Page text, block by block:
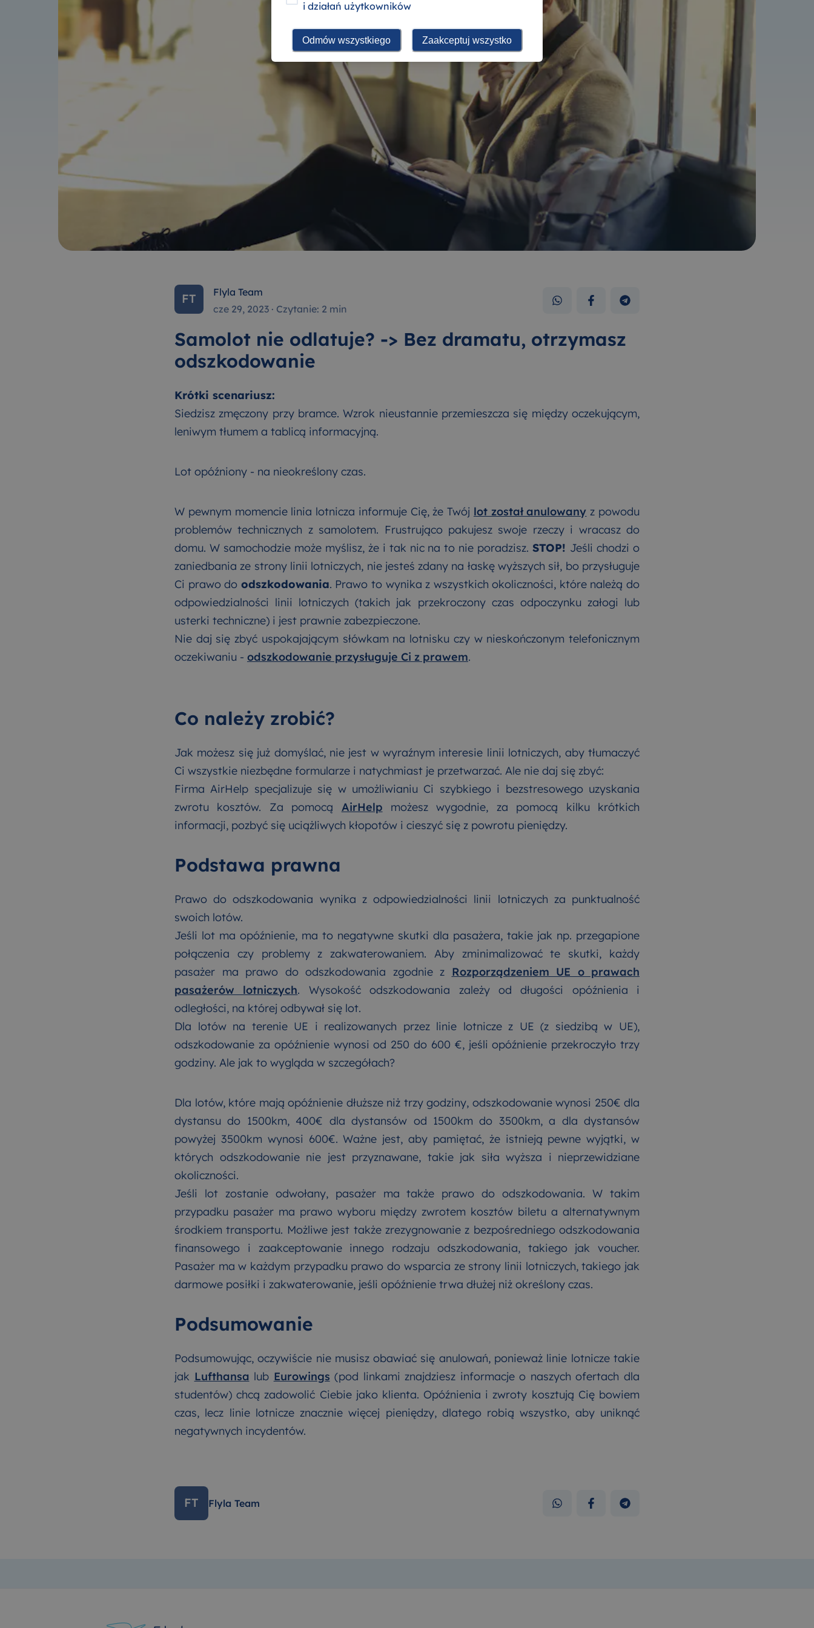
FT
Flyla Team
cze 29, 2023 · Czytanie: 2 min
Samolot nie odlatuje? -> Bez dramatu, otrzymasz
odszkodowanie
Krótki scenariusz:
Siedzisz zmęczony przy bramce. Wzrok nieustannie przemieszcza się między oczekującym,
leniwym tłumem a tablicą informacyjną.
Lot opóźniony - na nieokreślony czas.
W pewnym momencie linia lotnicza informuje Cię, że Twój lot został anulowany z powodu
problemów technicznych z samolotem. Frustrująco pakujesz swoje rzeczy i wracasz do
domu. W samochodzie może myślisz, że i tak nic na to nie poradzisz.STOP! Jeśli chodzi o
zaniedbania ze strony linii lotniczych, nie jesteś zdany na łaskę wyższych sił, bo przysługuje
Ci prawo do odszkodowania. Prawo to wynika z wszystkich okoliczności, które należą do
odpowiedzialności linii lotniczych (takich jak przekroczony czas odpoczynku załogi lub
usterki techniczne) i jest prawnie zabezpieczone.
Nie daj się zbyć uspokajającym słówkam na lotnisku czy w nieskończonym telefonicznym
oczekiwaniu - odszkodowanie przysługuje Ci z prawem.
Co należy zrobić?
Jak możesz się już domyślać, nie jest w wyraźnym interesie linii lotniczych, aby tłumaczyć
Ci wszystkie niezbędne formularze i natychmiast je przetwarzać. Ale nie daj się zbyć:
Firma AirHelp specjalizuje się w umożliwianiu Ci szybkiego i bezstresowego uzyskania
zwrotu kosztów. Za pomocą AirHelp możesz wygodnie, za pomocą kilku krótkich
informacji, pozbyć się uciążliwych kłopotów i cieszyć się z powrotu pieniędzy.
Podstawa prawna
Prawo do odszkodowania wynika z odpowiedzialności linii lotniczych za punktualność
swoich lotów.
Jeśli lot ma opóźnienie, ma to negatywne skutki dla pasażera, takie jak np. przegapione
połączenia czy problemy z zakwaterowaniem. Aby zminimalizować te skutki, każdy
pasażer ma prawo do odszkodowania zgodnie z Rozporządzeniem UE o prawach
pasażerów lotniczych. Wysokość odszkodowania zależy od długości opóźnienia i
odległości, na której odbywał się lot.
Dla lotów na terenie UE i realizowanych przez linie lotnicze z UE (z siedzibą w UE),
odszkodowanie za opóźnienie wynosi od 250 do 600 €, jeśli opóźnienie przekroczyło trzy
godziny. Ale jak to wygląda w szczegółach?
Dla lotów, które mają opóźnienie dłuższe niż trzy godziny, odszkodowanie wynosi 250€ dla
dystansu do 1500km, 400€ dla dystansów od 1500km do 3500km, a dla dystansów
powyżej 3500km wynosi 600€. Ważne jest, aby pamiętać, że istnieją pewne wyjątki, w
których odszkodowanie nie jest przyznawane, takie jak siła wyższa i nieprzewidziane
okoliczności.
Jeśli lot zostanie odwołany, pasażer ma także prawo do odszkodowania. W takim
przypadku pasażer ma prawo wyboru między zwrotem kosztów biletu a alternatywnym
środkiem transportu. Możliwe jest także zrezygnowanie z bezpośredniego odszkodowania
finansowego i zaakceptowanie innego rodzaju odszkodowania, takiego jak voucher.
Pasażer ma w każdym przypadku prawo do wsparcia ze strony linii lotniczych, takiego jak
darmowe posiłki i zakwaterowanie, jeśli opóźnienie trwa dłużej niż określony czas.
Podsumowanie
Podsumowując, oczywiście nie musisz obawiać się anulowań, ponieważ linie lotnicze takie
jak Lufthansa lub Eurowings (pod linkami znajdziesz informacje o naszych ofertach dla
studentów) chcą zadowolić Ciebie jako klienta. Opóźnienia i zwroty kosztują Cię bowiem
czas, lecz linie lotnicze znacznie więcej pieniędzy, dlatego robią wszystko, aby uniknąć
negatywnych incydentów.
FT Flyla Team
i działań użytkowników
Odmów wszystkiego Zaakceptuj wszystko